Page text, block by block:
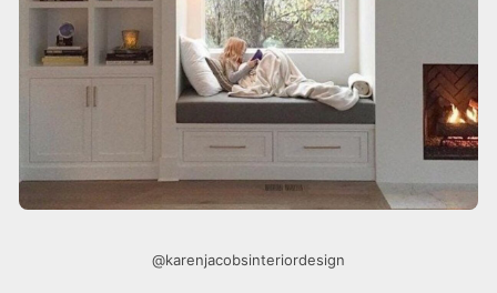
@karenjacobsinteriordesign